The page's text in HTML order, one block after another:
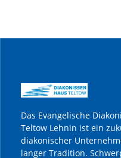
Das Evangelische
Teltow Lehnin ist ein
diakonischer
langer Tradition.